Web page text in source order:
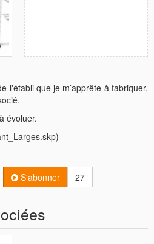
l'établi que je m’apprête à fabriquer,
évoluer.
S'abonner 27